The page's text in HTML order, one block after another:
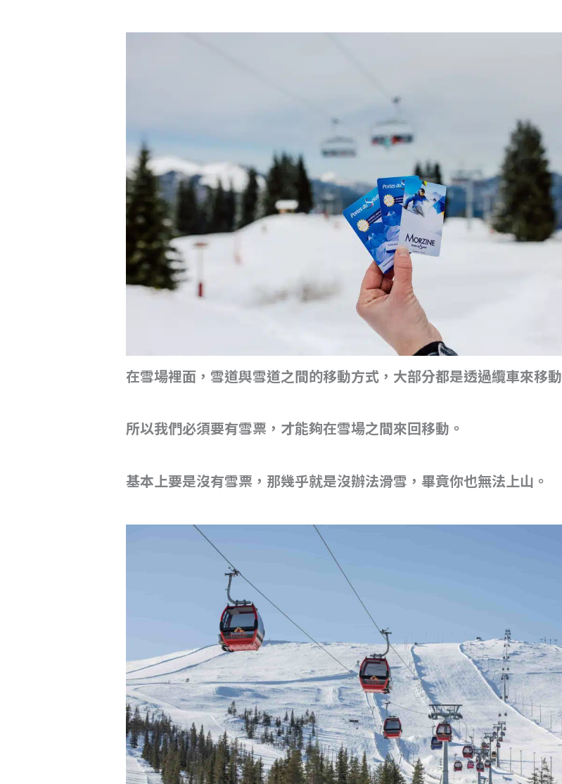
在雪場裡面，雪道與雪道之間的移動方式，大部分都是透過纜車來移動
所以我們必須要有雪票，才能夠在雪場之間來回移動。
基本上要是沒有雪票，那幾乎就是沒辦法滑雪，畢竟你也無法上山。